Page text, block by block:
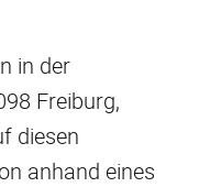
in der
Freiburg,
diesen
anhand eines